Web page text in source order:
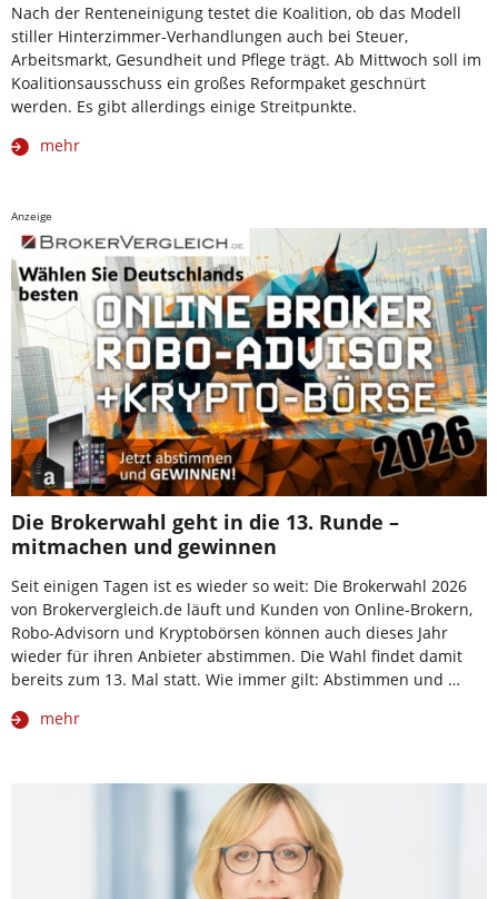
Nach der Renteneinigung testet die Koalition, ob das Modell
stiller Hinterzimmer-Verhandlungen auch bei Steuer,
Arbeitsmarkt, Gesundheit und Pflege trägt. Ab Mittwoch soll im
Koalitionsausschuss ein großes Reformpaket geschnürt
werden. Es gibt allerdings einige Streitpunkte.
mehr
Anzeige
Die Brokerwahl geht in die 13. Runde –
mitmachen und gewinnen
Seit einigen Tagen ist es wieder so weit: Die Brokerwahl 2026
von Brokervergleich.de läuft und Kunden von Online-Brokern,
Robo-Advisorn und Kryptobörsen können auch dieses Jahr
wieder für ihren Anbieter abstimmen. Die Wahl findet damit
bereits zum 13. Mal statt. Wie immer gilt: Abstimmen und …
mehr